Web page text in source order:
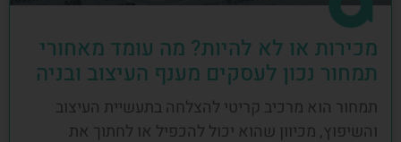
מכירות או לא להיות? מה עומד מאחורי
תמחור נכון לעסקים מענף העיצוב ובניה
תמחור הוא מרכיב קריטי להצלחה בתעשיית העיצוב
והשיפוץ, מכיוון שהוא יכול להכפיל או לחתוך את